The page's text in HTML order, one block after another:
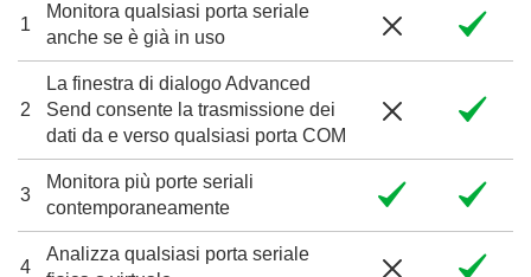
1
Monitora qualsiasi porta seriale
anche se è già in uso
2
La finestra di dialogo Advanced
Send consente la trasmissione dei
dati da e verso qualsiasi porta COM
3
Monitora più porte seriali
contemporaneamente
4
Analizza qualsiasi porta seriale